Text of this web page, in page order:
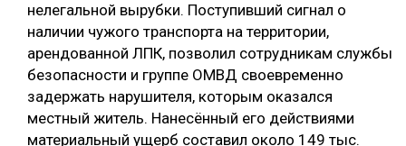
нелегальной вырубки. Поступивший сигнал о
наличии чужого транспорта на территории,
арендованной ЛПК, позволил сотрудникам службы
безопасности и группе ОМВД своевременно
задержать нарушителя, которым оказался
местный житель. Нанесённый его действиями
материальный ущерб составил около 149 тыс.